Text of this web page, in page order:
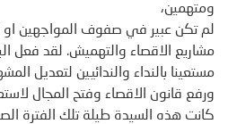
ومتهمين،
لم تكن عبير في صفوف المواجهين او
مشاريع الاقصاء والتهميش. لقد فعل
مستعينا بالنداء والندائيين لتعديل
ورفع قانون الاقصاء وفتح المجال
كانت هذه السيدة طيلة تلك الفترة